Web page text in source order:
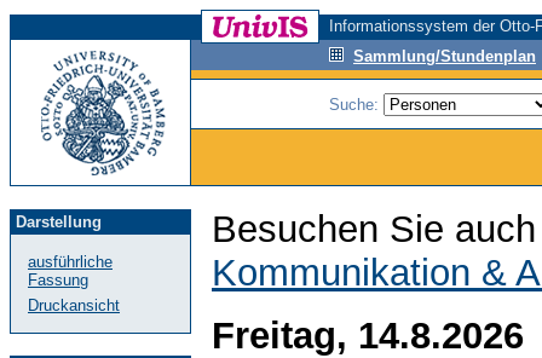
Informationssystem der
Sammlung/Stundenplan
Suche:
Darstellung
ausführliche
Fassung
Druckansicht
Besuchen Sie
Kommunikation &
Freitag, 14.8.2026